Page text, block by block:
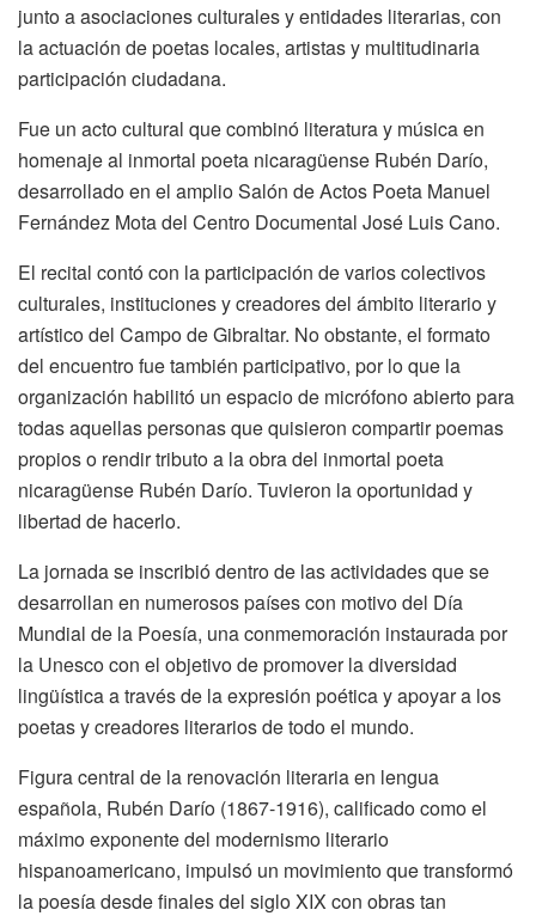
junto a asociaciones culturales y entidades literarias, con
la actuación de poetas locales, artistas y multitudinaria
participación ciudadana.
Fue un acto cultural que combinó literatura y música en
homenaje al inmortal poeta nicaragüense Rubén Darío,
desarrollado en el amplio Salón de Actos Poeta Manuel
Fernández Mota del Centro Documental José Luis Cano.
El recital contó con la participación de varios colectivos
culturales, instituciones y creadores del ámbito literario y
artístico del Campo de Gibraltar. No obstante, el formato
del encuentro fue también participativo, por lo que la
organización habilitó un espacio de micrófono abierto para
todas aquellas personas que quisieron compartir poemas
propios o rendir tributo a la obra del inmortal poeta
nicaragüense Rubén Darío. Tuvieron la oportunidad y
libertad de hacerlo.
La jornada se inscribió dentro de las actividades que se
desarrollan en numerosos países con motivo del Día
Mundial de la Poesía, una conmemoración instaurada por
la Unesco con el objetivo de promover la diversidad
lingüística a través de la expresión poética y apoyar a los
poetas y creadores literarios de todo el mundo.
Figura central de la renovación literaria en lengua
española, Rubén Darío (1867-1916), calificado como el
máximo exponente del modernismo literario
hispanoamericano, impulsó un movimiento que transformó
la poesía desde finales del siglo XIX con obras tan